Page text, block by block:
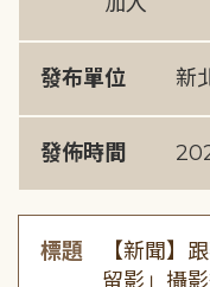
發布單位 新
發佈時間
標題
【新聞】
留影」攝